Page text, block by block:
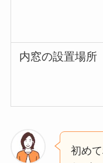
内窓の設置場所
初め